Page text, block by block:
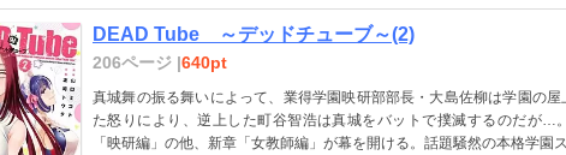
DEAD Tube ～デッドチューブ～(2)
206ページ |640pt
真城舞の振る舞いによって、業得学園映研部部長・大島佐柳は学園の
た怒りにより、逆上した町谷智浩は真城をバットで撲滅するのだが…
「映研編」の他、新章「女教師編」が幕を開ける。話題騒然の本格学園